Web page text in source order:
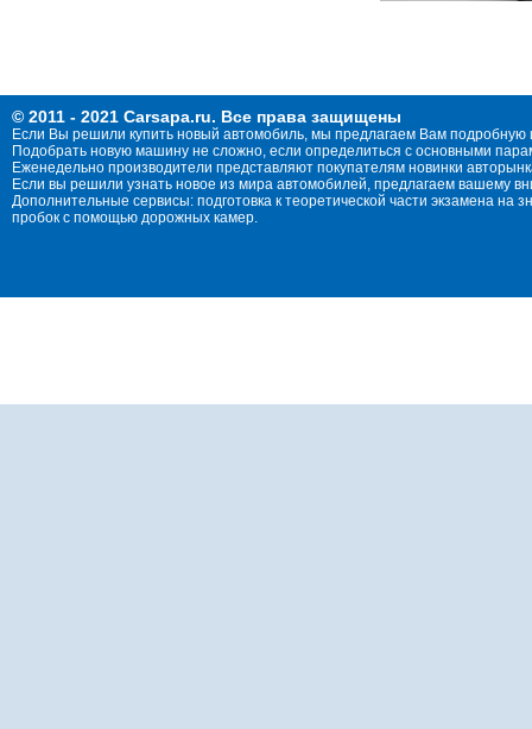
© 2011 - 2021 Carsapa.ru. Все права защищены
Если Вы решили купить новый автомобиль, мы предлагаем Вам
Подобрать новую машину не сложно, если определиться с основными
Еженедельно производители представляют покупателям новинки
Если вы решили узнать новое из мира автомобилей, предлагаем вашему
Дополнительные сервисы: подготовка к теоретической части экзамена
пробок с помощью дорожных камер.